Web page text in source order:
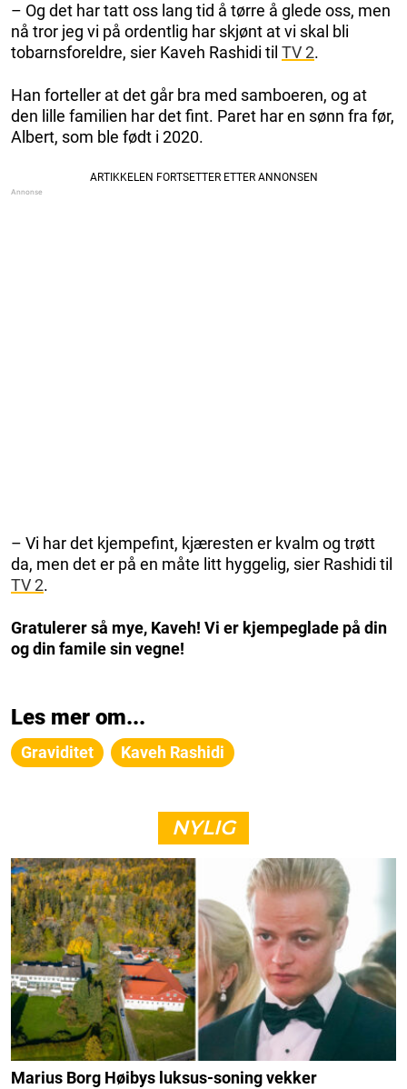
– Og det har tatt oss lang tid å tørre å glede oss, men
nå tror jeg vi på ordentlig har skjønt at vi skal bli
tobarnsforeldre, sier Kaveh Rashidi til TV 2.
Han forteller at det går bra med samboeren, og at
den lille familien har det fint. Paret har en sønn fra før,
Albert, som ble født i 2020.
– Vi har det kjempefint, kjæresten er kvalm og trøtt
da, men det er på en måte litt hyggelig, sier Rashidi til
TV 2.
Gratulerer så mye, Kaveh! Vi er kjempeglade på din
og din famile sin vegne!
Les mer om...
Graviditet Kaveh Rashidi
NYLIG
Marius Borg Høibys luksus-soning vekker